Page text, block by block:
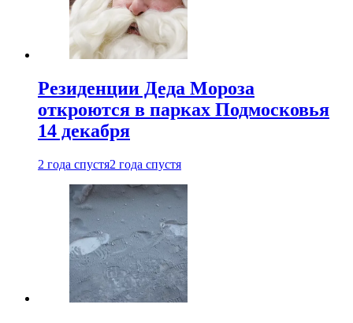
Резиденции Деда Мороза
откроются в парках Подмосковья
14 декабря
2 года спустя2 года спустя